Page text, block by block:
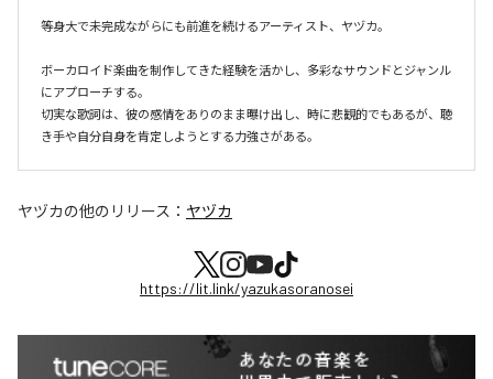
等身大で未完成ながらにも前進を続けるアーティスト、ヤヅカ。
ボーカロイド楽曲を制作してきた経験を活かし、多彩なサウンドとジャンル
にアプローチする。
切実な歌詞は、彼の感情をありのまま曝け出し、時に悲観的でもあるが、聴
き手や自分自身を肯定しようとする力強さがある。
ヤヅカの他のリリース： ヤヅカ
https://lit.link/yazukasoranosei